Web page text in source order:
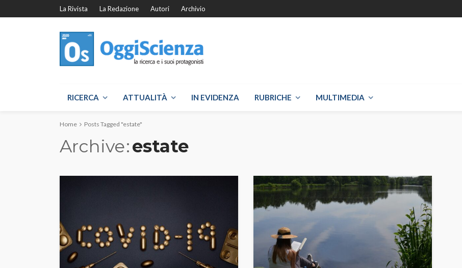
La Rivista La Redazione Autori Archivio
RICERCA ATTUALITÀ IN EVIDENZA RUBRICHE MULTIMEDIA
Home Posts Tagged "estate"
Archive estate